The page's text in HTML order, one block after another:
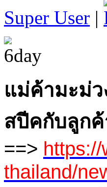
Super User |
แม่ค้ามะม่ว
สปีคกับลูก
==>
thailand/